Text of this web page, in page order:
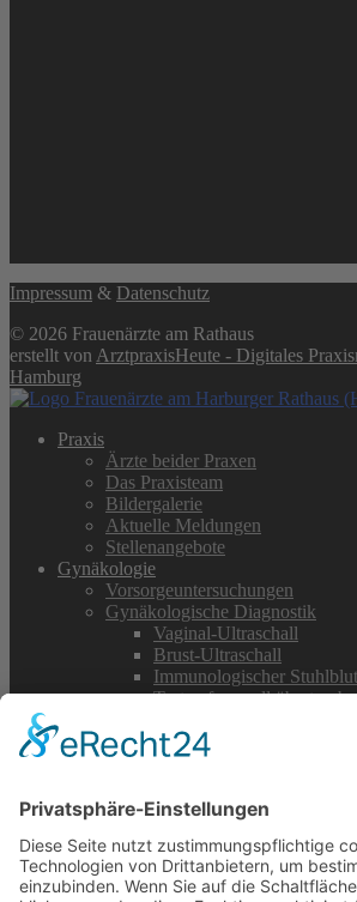
Impressum & Datenschutz
© 2026 Frauenärzte am Rathaus
erstellt von ArztpraxisHeute - Digitales
Hamburg
Praxis
Ärzte beider Praxen
Das Praxisteam
Bildergalerie
Aktuelle Meldungen
Stellenangebote
Gynäkologie
Vorsorgeuntersuchungen
Gynäkologische Diagnostik
Vaginal-Ultraschall
Brust-Ultraschall
Immunologischer
Test auf sexuell
Chlamydien-Test
HPV-Impfung
Wechseljahre
Senkungs- und
Dysplasiesprechstunde
Schwangerschaft
Gesetzliche